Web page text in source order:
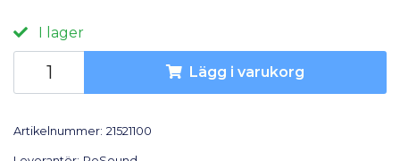
I lager
Lägg i varukorg
Artikelnummer: 21521100